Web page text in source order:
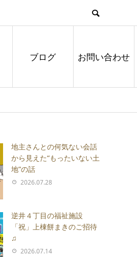
ブログ お問い合わせ
地主さんとの何気ない会話
から見えた“もったいない土
地”の話
2026.07.28
逆井４丁目の福祉施設
「祝」上棟餅まきのご招待
♫
2026.07.14